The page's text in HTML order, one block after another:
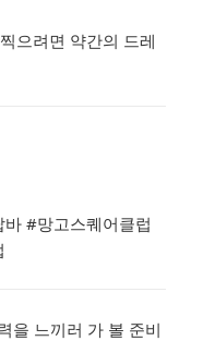
으려면 약간의 드레
#망고스퀘어클럽
을 느끼러 가 볼 준비